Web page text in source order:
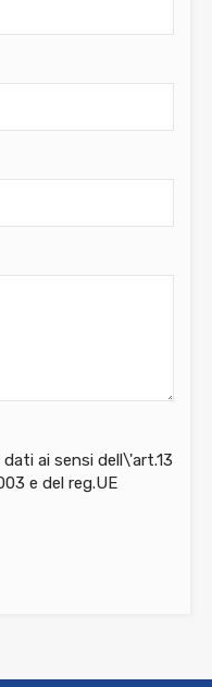
ai sensi dell\'art.13
e del reg.UE